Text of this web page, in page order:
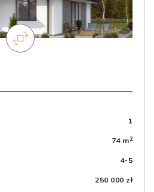
1
74 m2
4-5
250 000 zł